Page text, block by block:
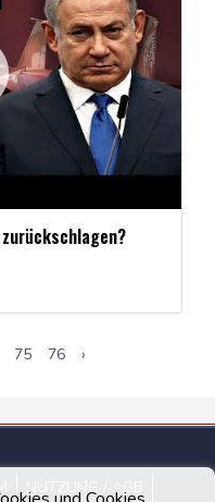
75 76 ›
NUTZUNG / AGB